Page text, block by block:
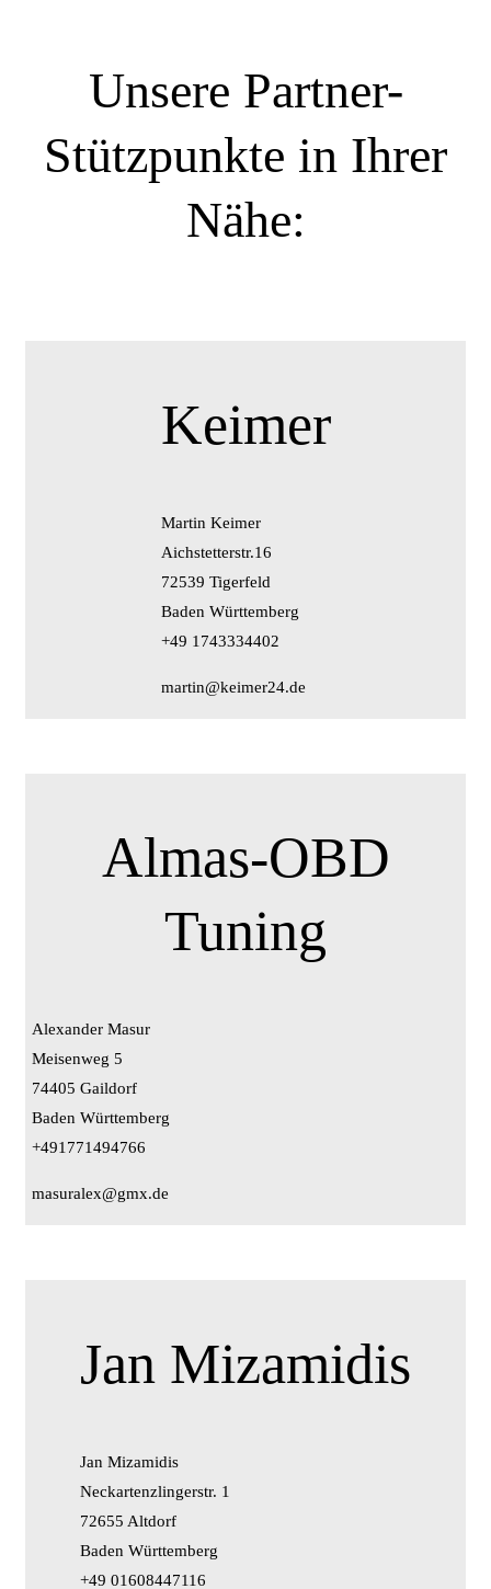
Unsere Partner-
Stützpunkte in Ihrer
Nähe:
Keimer
Martin Keimer
Aichstetterstr.16
72539 Tigerfeld
Baden Württemberg
+49 1743334402
martin@keimer24.de
Almas-OBD
Tuning
Alexander Masur
Meisenweg 5
74405 Gaildorf
Baden Württemberg
+491771494766
masuralex@gmx.de
Jan Mizamidis
Jan Mizamidis
Neckartenzlingerstr. 1
72655 Altdorf
Baden Württemberg
+49 01608447116